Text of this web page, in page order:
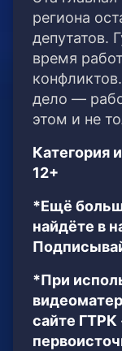
региона
депутатов.
время
дело —
этом и не
Категория
12+
*Ещё
найдёте в
*При
сайте